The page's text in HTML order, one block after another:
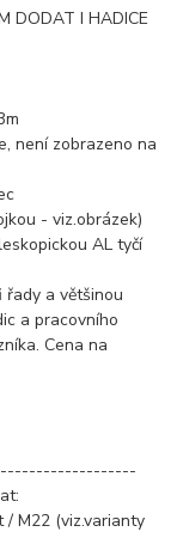
DODAT I HADICE
není zobrazeno na
- viz.obrázek)
AL tyčí
řady a většinou
a pracovního
Cena na
M22 (viz.varianty